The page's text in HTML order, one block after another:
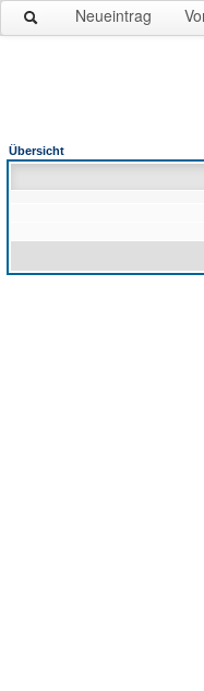
Neueintrag
Übersicht